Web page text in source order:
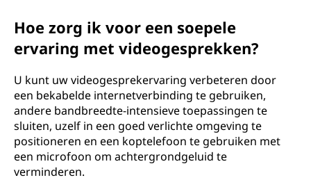
Hoe zorg ik voor een soepele
ervaring met videogesprekken?
U kunt uw videogesprekervaring verbeteren door
een bekabelde internetverbinding te gebruiken,
andere bandbreedte-intensieve toepassingen te
sluiten, uzelf in een goed verlichte omgeving te
positioneren en een koptelefoon te gebruiken met
een microfoon om achtergrondgeluid te
verminderen.